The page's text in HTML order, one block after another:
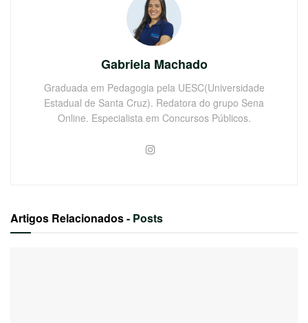
Gabriela Machado
Graduada em Pedagogia pela UESC(Universidade
Estadual de Santa Cruz). Redatora do grupo Sena
Online. Especialista em Concursos Públicos.
Artigos Relacionados- Posts